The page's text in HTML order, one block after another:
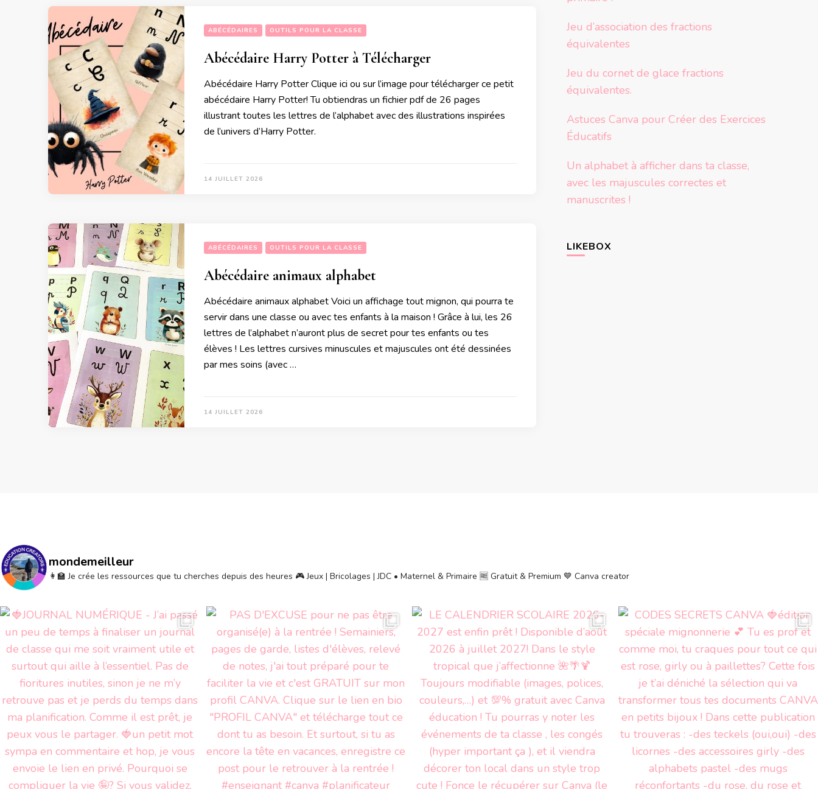
ABÉCÉDAIRES OUTILS POUR LA CLASSE
Abécédaire Harry Potter à Télécharger
Abécédaire Harry Potter Clique ici ou sur l’image pour télécharger ce petit
abécédaire Harry Potter! Tu obtiendras un fichier pdf de 26 pages
illustrant toutes les lettres de l’alphabet avec des illustrations inspirées
de l’univers d’Harry Potter.
14 JUILLET 2026
ABÉCÉDAIRES OUTILS POUR LA CLASSE
Abécédaire animaux alphabet
Abécédaire animaux alphabet Voici un affichage tout mignon, qui pourra te
servir dans une classe ou avec tes enfants à la maison ! Grâce à lui, les 26
lettres de l’alphabet n’auront plus de secret pour tes enfants ou tes
élèves ! Les lettres cursives minuscules et majuscules ont été dessinées
par mes soins (avec …
14 JUILLET 2026
Jeu d’association des fractions
équivalentes
Jeu du cornet de glace fractions
équivalentes.
Astuces Canva pour Créer des Exercices
Éducatifs
Un alphabet à afficher dans ta classe,
avec les majuscules correctes et
manuscrites !
LIKEBOX
mondemeilleur
👩‍🏫 Je crée les ressources que tu cherches depuis des heures 🎮 Jeux | Bricolages | JDC • Maternel & Primaire 🆓 Gratuit & Premium 💙 Canva creator